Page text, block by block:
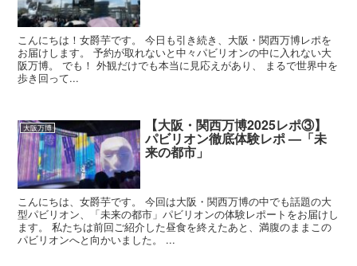
こんにちは！女爵芋です。 今日も引き続き、大阪・関西万博レポを
お届けします。 予約が取れないと中々パビリオンの中に入れない大
阪万博。 でも！ 外観だけでも本当に見応えがあり、 まるで世界中を
歩き回って...
大阪万博 【大阪・関西万博2025レポ③】
パビリオン徹底体験レポ —「未
来の都市」
こんにちは、女爵芋です。 今回は大阪・関西万博の中でも話題の大
型パビリオン、「未来の都市」パビリオンの体験レポートをお届けし
ます。 私たちは前回ご紹介した昼食を終えたあと、満腹のままこの
パビリオンへと向かいました。 ...